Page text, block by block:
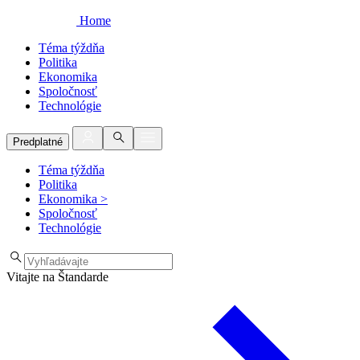
Home
Téma týždňa
Politika
Ekonomika
Spoločnosť
Technológie
Predplatné
Téma týždňa
Politika
Ekonomika >
Spoločnosť
Technológie
Vitajte na Štandarde